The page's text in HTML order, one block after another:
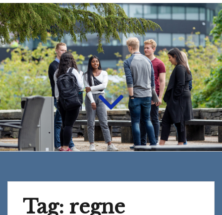
Tag: regne